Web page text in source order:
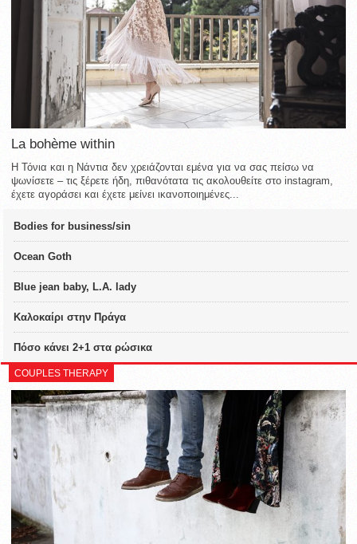
La bohème within
Η Τόνια και η Νάντια δεν χρειάζονται εμένα για να σας πείσω να
ψωνίσετε – τις ξέρετε ήδη, πιθανότατα τις ακολουθείτε στο instagram,
έχετε αγοράσει και έχετε μείνει ικανοποιημένες...
Bodies for business/sin
Ocean Goth
Blue jean baby, L.A. lady
Καλοκαίρι στην Πράγα
Πόσο κάνει 2+1 στα ρώσικα
COUPLES THERAPY